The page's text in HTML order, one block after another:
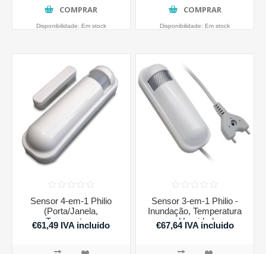
COMPRAR
Disponibilidade: Em stock
COMPRAR
Disponibilidade: Em stock
Sensor 4-em-1 Philio
(Porta/Janela,
Temperatura,
Luminosidade,
€61,49 IVA incluido
Sensor 3-em-1 Philio -
Inundação, Temperatura
e Humidade
€67,64 IVA incluido